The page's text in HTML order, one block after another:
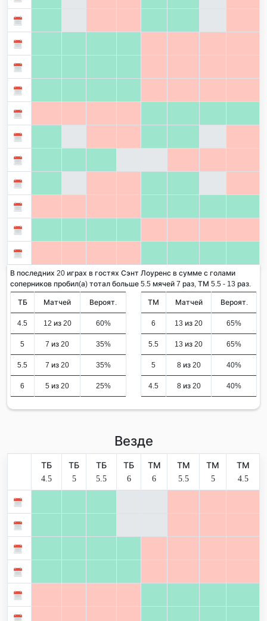
В последних 20 играх в гостях Сэнт Лоуренс в сумме с голами
соперников пробил(а) тотал больше 5.5 мячей 7 раз, ТМ 5.5 - 13 раз.
ТБ Матчей Вероят.
4.5 12 из 20 60%
5 7 из 20 35%
5.5 7 из 20 35%
6 5 из 20 25%
ТМ Матчей Вероят.
6 13 из 20 65%
5.5 13 из 20 65%
5 8 из 20 40%
4.5 8 из 20 40%
Везде
ТБ
4.5
ТБ
5
ТБ
5.5
ТБ
6
ТМ
6
ТМ
5.5
ТМ
5
ТМ
4.5